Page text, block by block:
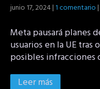
junio 17, 2024|1 comentario|
Meta pausará planes
usuarios en la UE
posibles infracciones
Leer más